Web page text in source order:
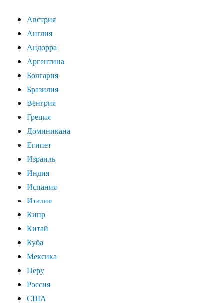
Австрия
Англия
Андорра
Аргентина
Болгария
Бразилия
Венгрия
Греция
Доминикана
Египет
Израиль
Индия
Испания
Италия
Кипр
Китай
Куба
Мексика
Перу
Россия
США